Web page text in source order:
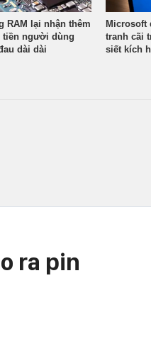
RAM lại nhận thêm
người dùng
dài dài
Microsoft
tranh cãi
siết kích
ra pin